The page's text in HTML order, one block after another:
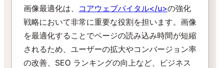
画像最適化は、 コアウェブバイタル</u>の強化
戦略において非常に重要な役割を担います。画像
を最適化することでページの読み込み時間が短縮
されるため、ユーザーの拡大やコンバージョン率
の改善、SEO ランキングの向上など、ビジネス